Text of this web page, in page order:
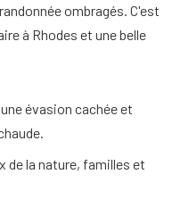
ombragés. C'est
à Rhodes et une belle
évasion cachée et
de la nature, familles et